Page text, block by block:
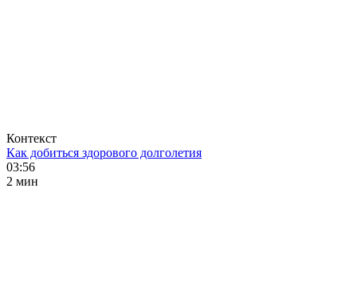
Контекст
Как добиться здорового долголетия
03:56
2 мин